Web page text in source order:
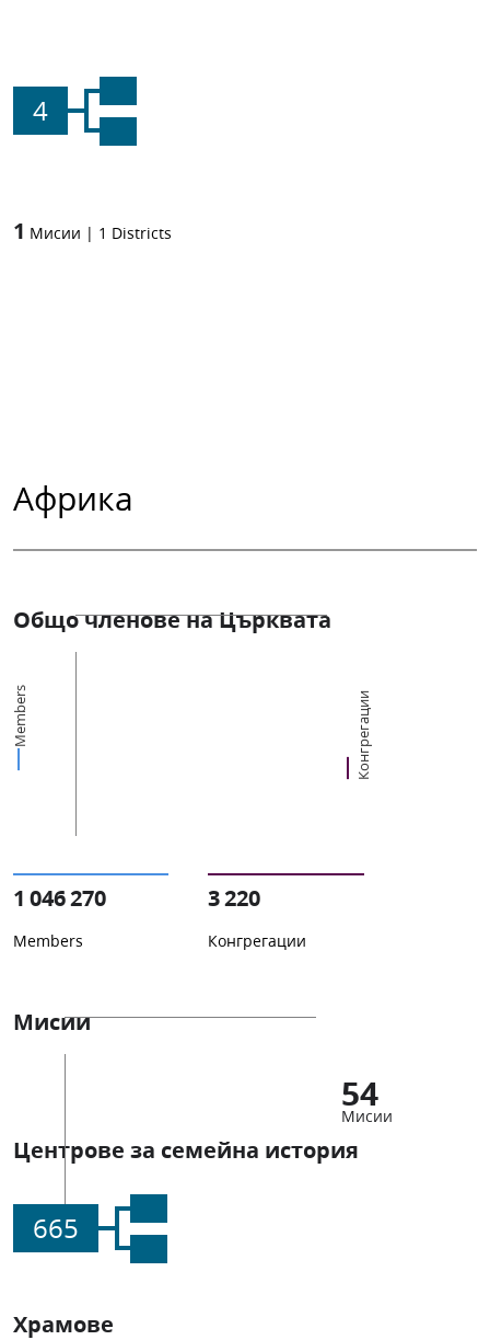
4
1 Мисии | 1 Districts
Африка
Общо членове на Църквата
Members Конгрегации
1 046 270
Members
3 220
Конгрегации
Мисии
54
Мисии
Центрове за семейна история
665
Храмове